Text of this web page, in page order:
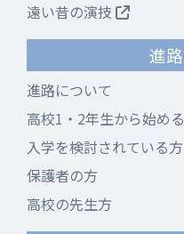
遠い昔の演技
進
進路について
高校1・2年生から始め
入学を検討されている
保護者の方
高校の先生方